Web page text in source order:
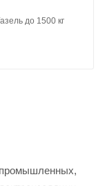
до 1500 кг